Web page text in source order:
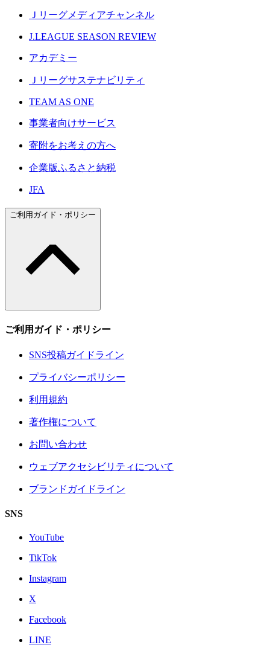
Ｊリーグメディアチャンネル
J.LEAGUE SEASON REVIEW
アカデミー
Ｊリーグサステナビリティ
TEAM AS ONE
事業者向けサービス
寄附をお考えの方へ
企業版ふるさと納税
JFA
ご利用ガイド・ポリシー
ご利用ガイド・ポリシー
SNS投稿ガイドライン
プライバシーポリシー
利用規約
著作権について
お問い合わせ
ウェブアクセシビリティについて
ブランドガイドライン
SNS
YouTube
TikTok
Instagram
X
Facebook
LINE